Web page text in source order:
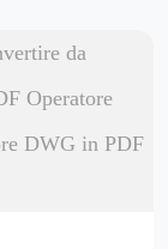
da
Operatore
DWG in PDF